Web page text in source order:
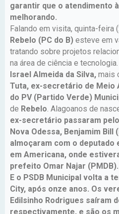
garantir que o atendimento
melhorando.
Falando em visita, quinta-feira
Rebelo (PC do B) esteve em
tratando sobre projetos
na área de ciência e
Israel Almeida da Silva, mais
Tuta, ex-secretário de Meio
do PV (Partido Verde)
de Rebelo. Alagoanos de
ex-secretário passaram
Nova Odessa, Benjamim Bill
almoçaram com o deputado
em Americana, onde
prefeito Omar Najar (PMDB).
E o PSDB Municipal volta a
City, após onze anos. Os
Edilsinho Rodrigues saíram
respectivamente, e são os